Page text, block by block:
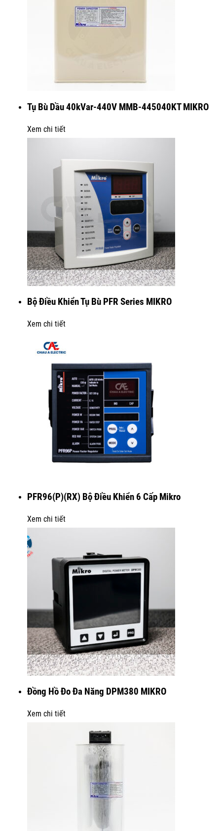
Tụ Bù Dầu 40kVar-440V MMB-445040KT MIKRO
Xem chi tiết
Bộ Điều Khiển Tụ Bù PFR Series MIKRO
Xem chi tiết
PFR96(P)(RX) Bộ Điều Khiển 6 Cấp Mikro
Xem chi tiết
Đồng Hồ Đo Đa Năng DPM380 MIKRO
Xem chi tiết